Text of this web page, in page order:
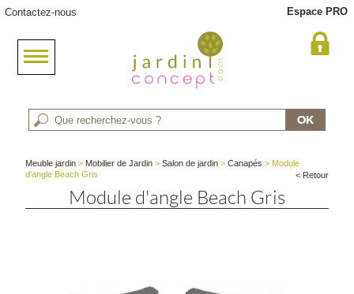
Contactez-nous Espace PRO
Meuble jardin > Mobilier de Jardin >Salon de jardin >Canapés > Module
d'angle Beach Gris
< Retour
Module d'angle Beach Gris